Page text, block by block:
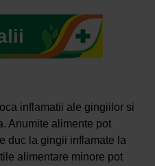
inflamatii ale gingiilor si
Anumite alimente pot
duc la gingii inflamate la
alimentare minore pot